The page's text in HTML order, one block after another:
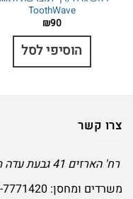
ToothWave
₪90
הוסיפי לסל
צרו קשר
רח' הארזים 41 גבעת עדה ת.ד 3038 מיקוד 3780800
משרדים ומחסן: 7771420